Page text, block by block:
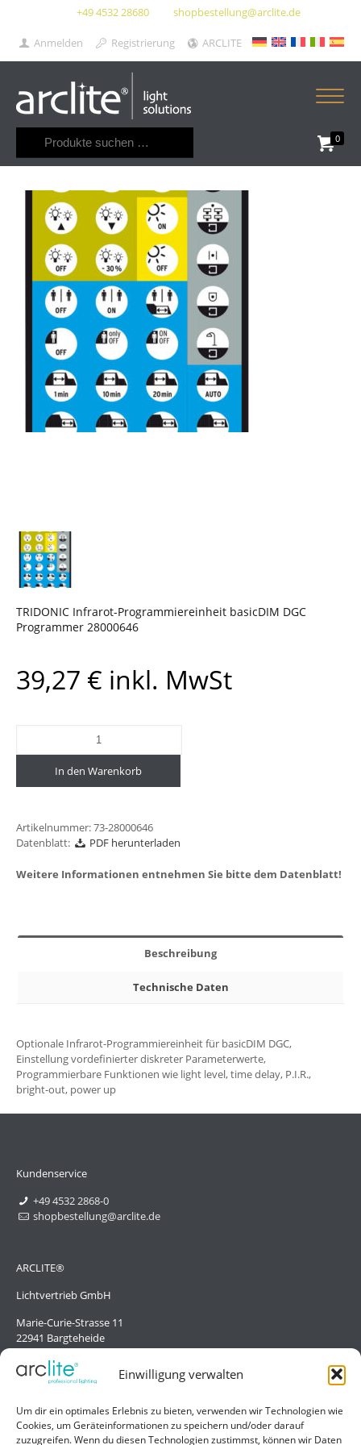
Einwilligung verwalten
Um dir ein optimales Erlebnis zu bieten, verwenden wir Technologien wie
Cookies, um Geräteinformationen zu speichern und/oder darauf
zuzugreifen. Wenn du diesen Technologien zustimmst, können wir Daten
+49 4532 28680 shopbestellung@arclite.de
Anmelden Registrierung ARCLITE
0
TRIDONIC Infrarot-Programmiereinheit basicDIM DGC
Programmer 28000646
39,27 € inkl. MwSt
In den Warenkorb
Artikelnummer:73-28000646
Datenblatt:
PDF herunterladen
Weitere Informationen entnehmen Sie bitte dem Datenblatt!
Beschreibung
Technische Daten
Optionale Infrarot-Programmiereinheit für basicDIM DGC,
Einstellung vordefinierter diskreter Parameterwerte,
Programmierbare Funktionen wie light level, time delay, P.I.R.,
bright-out, power up
Kundenservice
+49 4532 2868-0
shopbestellung@arclite.de
ARCLITE®
Lichtvertrieb GmbH
Marie-Curie-Strasse 11
22941 Bargteheide
Deutschland/Germany
Hilfe
Liefer- und Zahlungsbedingungen